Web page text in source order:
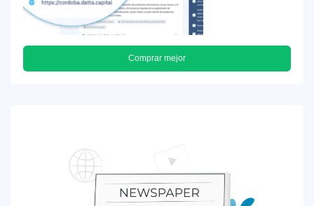
Comprar mejor